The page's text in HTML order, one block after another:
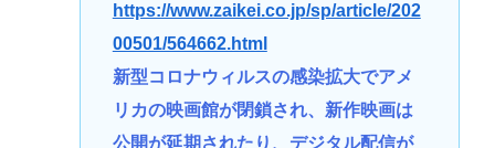
https://www.zaikei.co.jp/sp/article/202
00501/564662.html
新型コロナウィルスの感染拡大でアメ
リカの映画館が閉鎖され、新作映画は
公開が延期されたり、デジタル配信が